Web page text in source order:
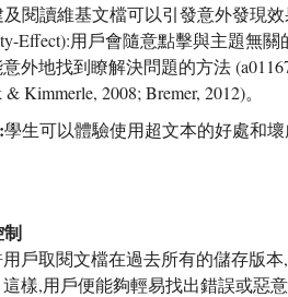
閱讀維基文檔可以引發意外發現
Effect):用戶會隨意點擊與主題無關
外地找到瞭解決問題的方法
Kimmerle, 2008; Bremer, 2012)。
學生可以體驗使用超文本的好處和
制
戶取閱文檔在過去所有的儲存版
樣,用戶便能夠輕易找出錯誤或惡